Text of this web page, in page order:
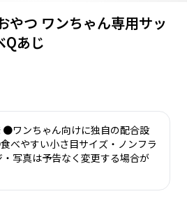
やつ ワンちゃん専用サッ
Qあじ
ワンちゃん向けに独自の配合設
べやすい小さ目サイズ・ノンフラ
写真は予告なく変更する場合が